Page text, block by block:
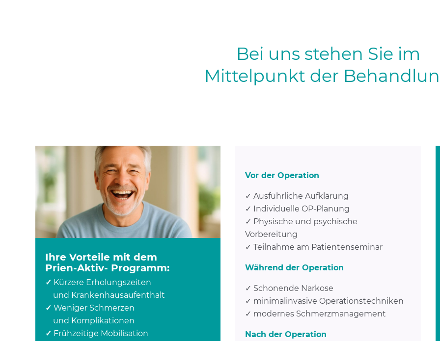
Bei uns stehen Sie im
Mittelpunkt der
Ihre Vorteile mit dem
Prien-Aktiv- Programm:
✓ Kürzere Erholungszeiten
und Krankenhausaufenthalt
✓ Weniger Schmerzen
und Komplikationen
✓ Frühzeitige Mobilisation
Vor der Operation
✓ Ausführliche Aufklärung
✓ Individuelle OP-Planung
✓ Physische und psychische
Vorbereitung
✓ Teilnahme am Patientenseminar
Während der Operation
✓ Schonende Narkose
✓ minimalinvasive Operationstechniken
✓ modernes Schmerzmanagement
Nach der Operation